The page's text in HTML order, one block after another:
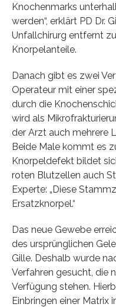
Knochenmarks
werden“, erklärt PD Dr.
Unfallchirurg entfernt
Knorpelanteile.
Danach gibt es zwei
Operateur mit einer
durch die
wird als
der Arzt auch mehrere
Beide Male kommt es
Knorpeldefekt bildet
roten Blutzellen auch
Experte: „Diese
Ersatzknorpel.“
Das neue Gewebe
des ursprünglichen
Gille. Deshalb wurde
Verfahren gesucht, die
Verfügung stehen.
Einbringen einer Matrix